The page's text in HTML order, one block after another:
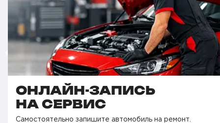
ОНЛАЙН-ЗАПИСЬ
НА СЕРВИС
Самостоятельно запишите автомобиль на ремонт.